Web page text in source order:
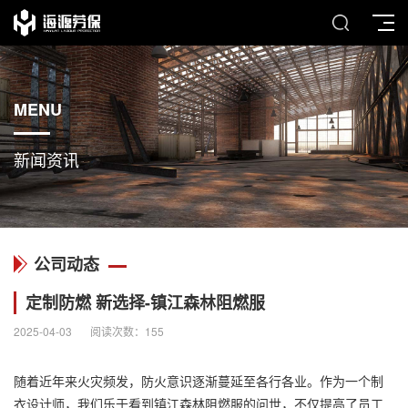
MENU
新闻资讯
公司动态
定制防燃 新选择-镇江森林阻燃服
2025-04-03 阅读次数： 155
随着近年来火灾频发，防火意识逐渐蔓延至各行各业。作为一个制
衣设计师，我们乐于看到镇江森林阻燃服的问世，不仅提高了员工